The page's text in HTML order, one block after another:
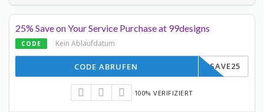
25% Save on Your Service Purchase at 99designs
CODE Kein Ablaufdatum
CJSAVE25
CODE ABRUFEN
100% VERIFIZIERT